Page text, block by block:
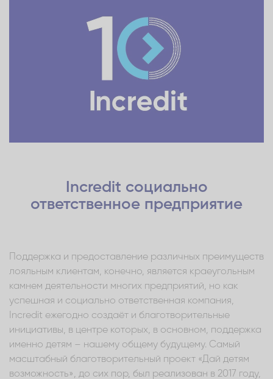
Incredit социально
ответственное предприятие
Поддержка и предоставление различных преимуществ
лояльным клиентам, конечно, является краеугольным
камнем деятельности многих предприятий, но как
успешная и социально ответственная компания,
Incredit ежегодно создаёт и благотворительные
инициативы, в центре которых, в основном, поддержка
именно детям – нашему общему будущему. Самый
масштабный благотворительный проект «Дай детям
возможность», до сих пор, был реализован в 2017 году,